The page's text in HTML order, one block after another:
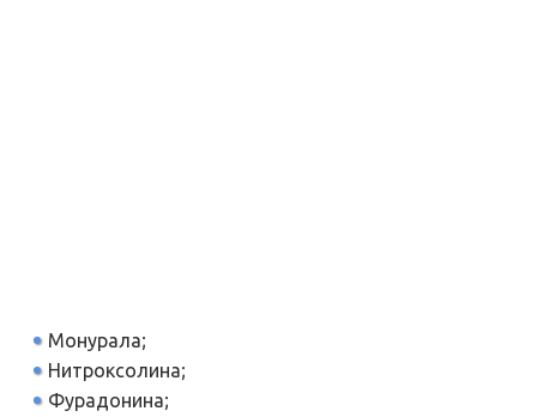
Монурала;
Нитроксолина;
Фурадонина;